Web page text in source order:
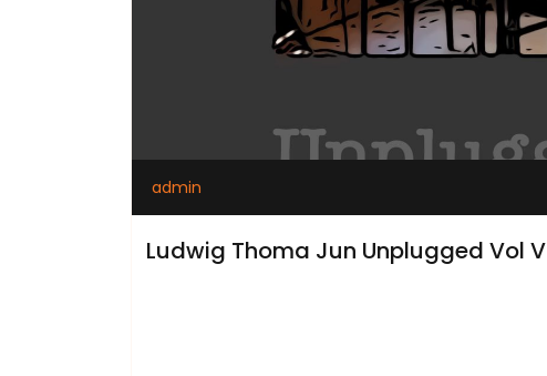
admin
Ludwig Thoma Jun Unplugged Vol V